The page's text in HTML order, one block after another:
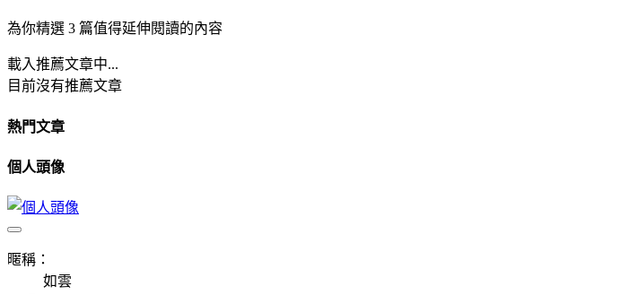
為你精選 3 篇值得延伸閱讀的內容
載入推薦文章中...
目前沒有推薦文章
熱門文章
個人頭像
暱稱：
如雲